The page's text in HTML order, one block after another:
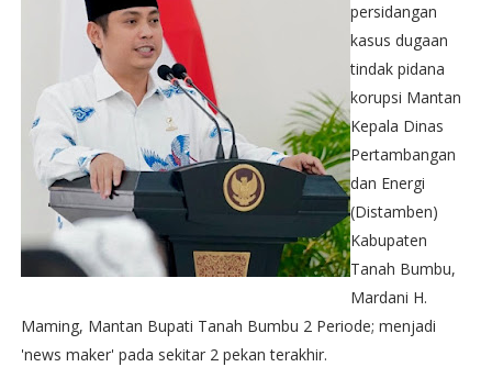
persidangan
kasus dugaan
tindak pidana
korupsi Mantan
Kepala Dinas
Pertambangan
dan Energi
(Distamben)
Kabupaten
Tanah Bumbu,
Mardani H.
Maming, Mantan Bupati Tanah Bumbu 2 Periode; menjadi
'news maker' pada sekitar 2 pekan terakhir.